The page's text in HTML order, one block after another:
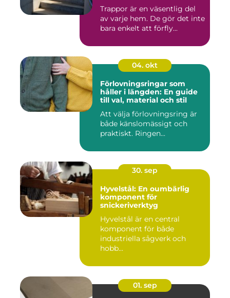
Trappor är en väsentlig del
av varje hem. De gör det inte
bara enkelt att förfly...
04. okt
Förlovningsringar som
håller i längden: En guide
till val, material och stil
Att välja förlovningsring är
både känslomässigt och
praktiskt. Ringen...
30. sep
Hyvelstål: En oumbärlig
komponent för
snickeriverktyg
Hyvelstål är en central
komponent för både
industriella sågverk och
hobb...
01. sep